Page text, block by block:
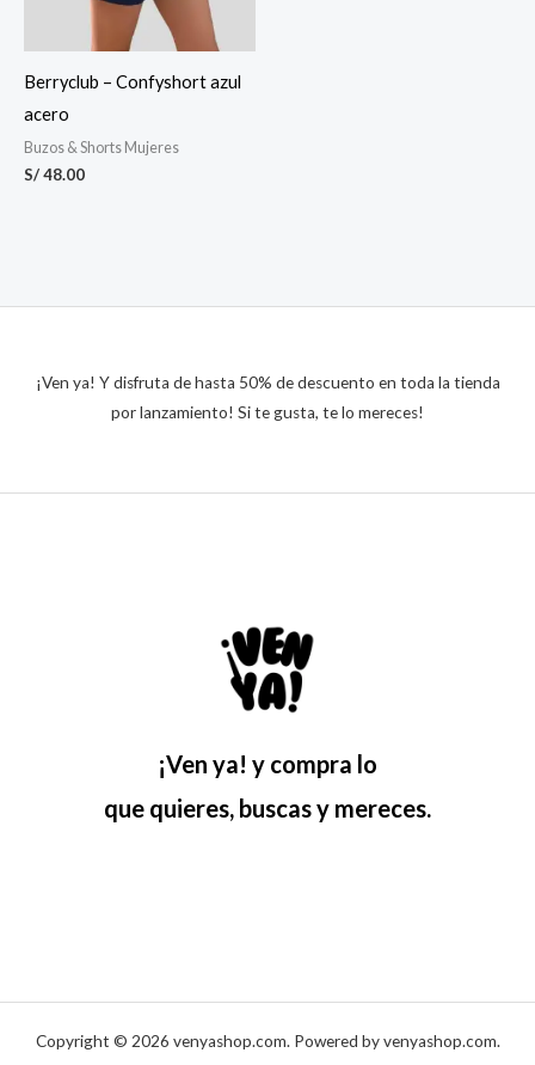
Berryclub – Confyshort azul
acero
Buzos & Shorts Mujeres
S/48.00
¡Ven ya! Y disfruta de hasta 50% de descuento en toda la tienda
por lanzamiento! Si te gusta, te lo mereces!
¡Ven ya! y compra lo
que quieres, buscas y mereces.
Copyright © 2026 venyashop.com. Powered by venyashop.com.